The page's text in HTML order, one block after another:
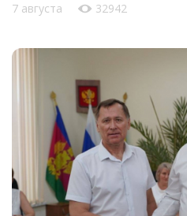
7 августа 32942